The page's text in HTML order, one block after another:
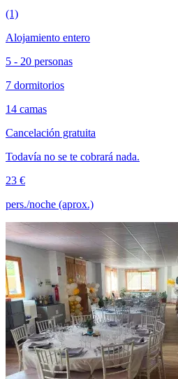
(1)
Alojamiento entero
5 - 20 personas
7 dormitorios
14 camas
Cancelación gratuita
Todavía no se te cobrará nada.
23 €
pers./noche (aprox.)